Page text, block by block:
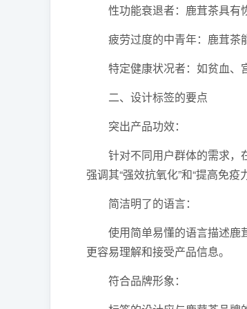
性功能衰退者：鹿茸茶具有恢
疲劳过度的中青年：鹿茸茶能
特定健康状况者：如贫血、宫
二、设计标签的要点
突出产品功效：
针对不同用户群体的需求，
强调其“强效抗氧化”和“提高免疫
简洁明了的语言：
使用简单易懂的语言描述鹿
更容易理解和接受产品信息。
符合品牌形象：